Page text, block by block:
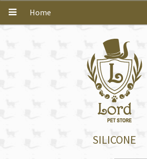
Home
SILICONE